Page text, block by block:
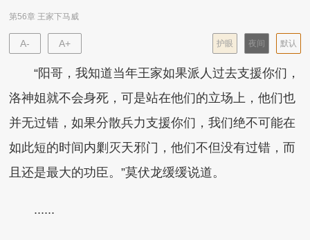
第56章 王家下马威
A- A+ 默认
夜间
护眼
“阳哥，我知道当年王家如果派人过去支援你们，
洛神姐就不会身死，可是站在他们的立场上，他们也
并无过错，如果分散兵力支援你们，我们绝不可能在
如此短的时间内剿灭天邪门，他们不但没有过错，而
且还是最大的功臣。”莫伏龙缓缓说道。
......